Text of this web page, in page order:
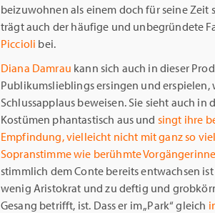
beizuwohnen als einem doch für seine Zeit
trägt auch der häufige und unbegründete
Piccioli bei.
Diana Damrau kann sich auch in dieser
Publikumslieblings ersingen und erspielen,
Schlussapplaus beweisen. Sie sieht auch in
Kostümen phantastisch aus und singt ihre
Empfindung, vielleicht nicht mit ganz so
Sopranstimme wie berühmte
stimmlich dem Conte bereits entwachsen ist
wenig Aristokrat und zu deftig und
Gesang betrifft, ist. Dass er im „Park“ gleich